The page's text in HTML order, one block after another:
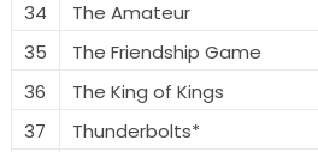
34
The Amateur
35
The Friendship Game
36
The King of Kings
37
Thunderbolts*